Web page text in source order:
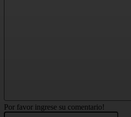
Por favor ingrese su comentario!